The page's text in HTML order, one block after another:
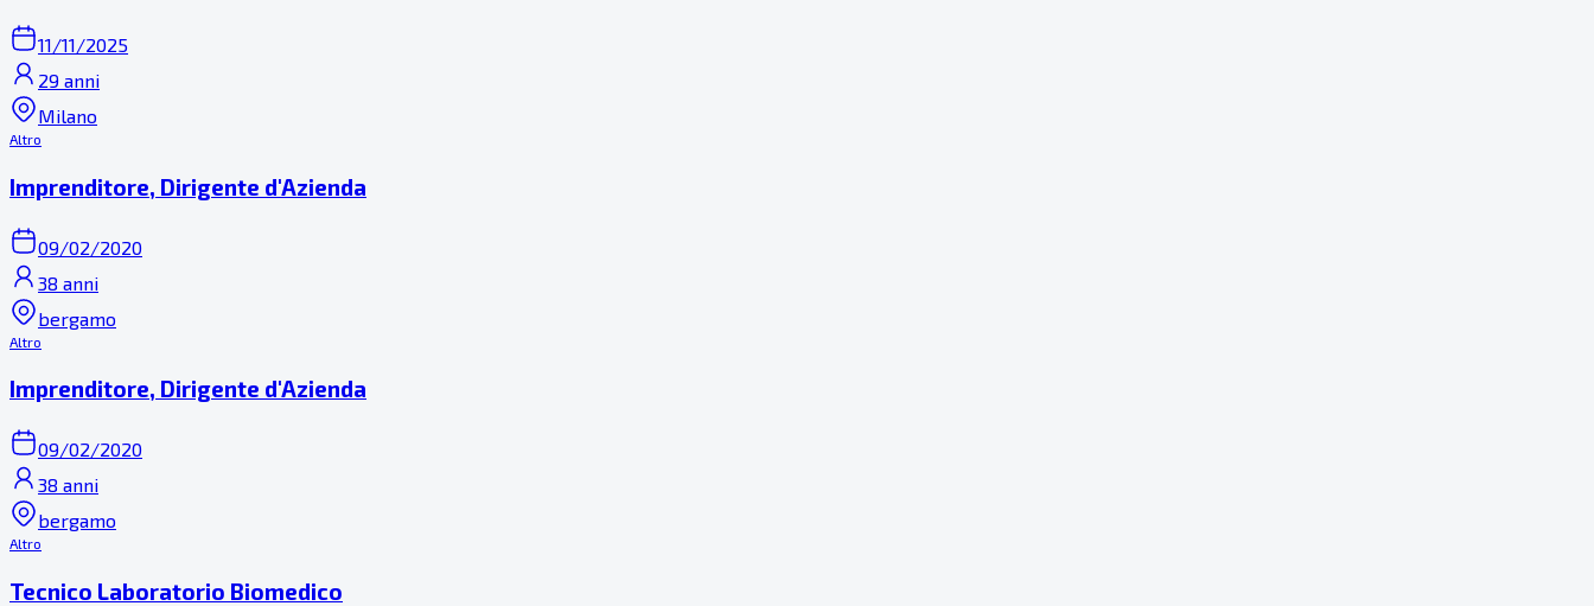
11/11/2025
29 anni
Milano
Altro
Imprenditore, Dirigente d'Azienda
09/02/2020
38 anni
bergamo
Altro
Imprenditore, Dirigente d'Azienda
09/02/2020
38 anni
bergamo
Altro
Tecnico Laboratorio Biomedico